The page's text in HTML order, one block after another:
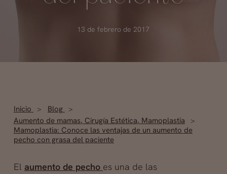
13 de febrero de 2017
Inicio
Blog
Aumento de mamas, Cirugía Estética, Mamoplastia
Mamoplastia: Conoce las ventajas de un aumento de
pecho con grasa del paciente
El aumento de pecho es una de las